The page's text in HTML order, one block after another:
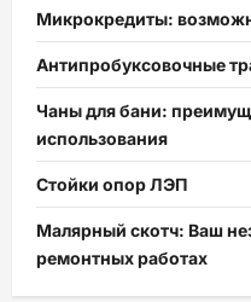
Микрокредиты:
Антипробуксовочные
Чаны для бани:
использования
Стойки опор ЛЭП
Малярный скотч: Ваш
ремонтных работах